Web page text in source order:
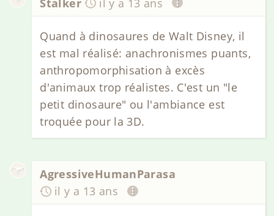
Quand à dinosaures de Walt Disney, il
est mal réalisé: anachronismes puants,
anthropomorphisation à excès
d'animaux trop réalistes. C'est un "le
petit dinosaure" ou l'ambiance est
troquée pour la 3D.
AgressiveHumanParasa
il y a 13 ans